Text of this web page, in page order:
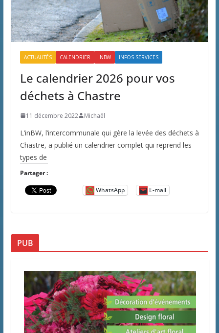
ACTUALITÉS CALENDRIER INBW INFOS-SERVICES
Le calendrier 2026 pour vos
déchets à Chastre
11 décembre 2022 Michaël
L’inBW, l’intercommunale qui gère la levée des déchets à
Chastre, a publié un calendrier complet qui reprend les
types de
Partager :
WhatsApp E-mail
PUB